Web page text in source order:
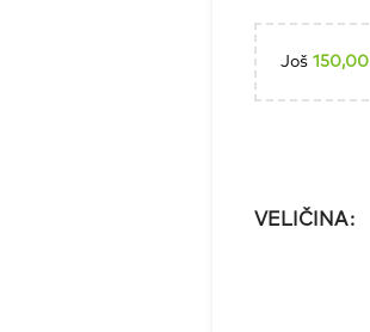
Još 150,00
VELIČINA